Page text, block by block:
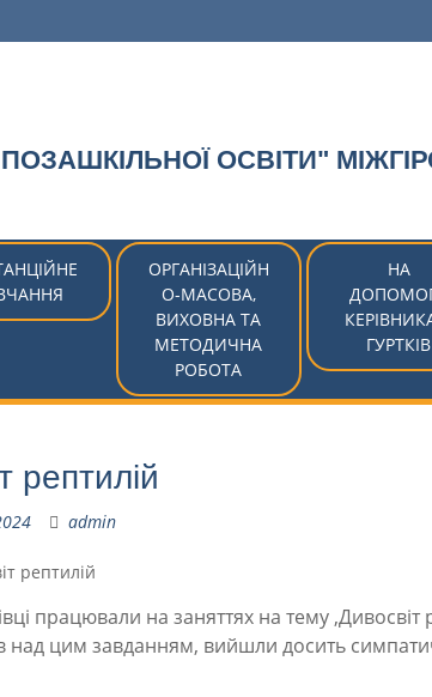
ОСВІТИ"
ОРГАНІЗАЦІЙН
О-МАСОВА,
ВИХОВНА ТА
МЕТОДИЧНА
РОБОТА
НА
ГУРТКІВ
рептилій
admin
працювали на заняттях на тему ,Дивосвіт
над цим завданням, вийшли досить